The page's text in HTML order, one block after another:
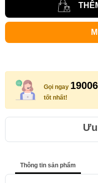
Gọi ngay
tốt nhất!
Thông tin sản phẩm